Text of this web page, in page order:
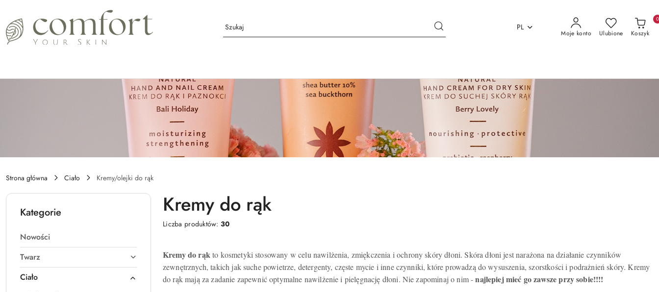
Przejdź do treści głównej
Przejdź do wyszukiwarki
Przejdź do moje konto
Przejdź do menu głównego
PL
Moje konto Ulubione Koszyk
0
Strona główna Ciało Kremy/olejki do rąk
Kategorie
Nowości
Twarz
Ciało
Kremy do rąk
Liczba produktów:30
Kremy do rąkto kosmetyki stosowany w celu nawilżenia, zmiękczenia i ochrony skóry dłoni. Skóra dłoni jest narażona na działanie czynników
zewnętrznych, takich jak suche powietrze, detergenty, częste mycie i inne czynniki, które prowadzą do wysuszenia, szorstkości i podrażnień skóry. Kremy
do rąk mają za zadanie zapewnić optymalne nawilżenie i pielęgnację dłoni. Nie zapominaj o nim -najlepiej mieć go zawsze przy sobie!!!!